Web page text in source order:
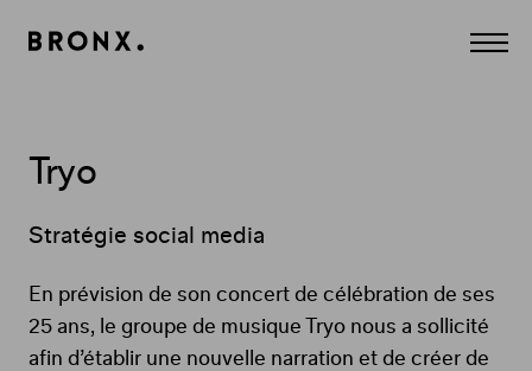
Tryo
Stratégie social media
En prévision de son concert de célébration de ses
25 ans, le groupe de musique Tryo nous a sollicité
afin d’établir une nouvelle narration et de créer de
LUXE,
BEAUTÉ.
Print,
Edition,
Film,
Contenus...